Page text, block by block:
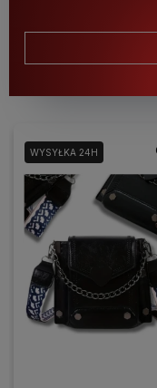
WYSYŁKA 24H